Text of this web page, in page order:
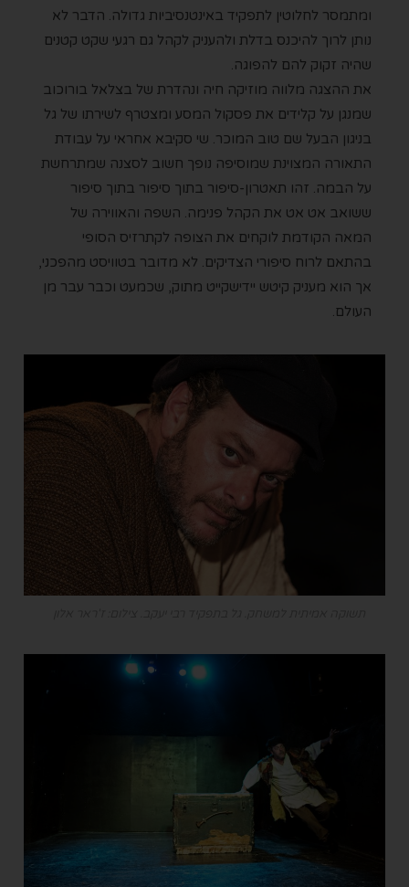
ומתמסר לחלוטין לתפקיד באינטנסיביות גדולה. הדבר לא
נותן לרוך להיכנס בדלת ולהעניק לקהל גם רגעי שקט קטנים
שהיה זקוק להם להפוגה.
את ההצגה מלווה מוזיקה חיה ונהדרת של בצלאל בורוכוב
שמנגן על קלידים את פסקול המסע ומצטרף לשירתו של גל
בניגון הבעל שם טוב המוכר. שי סקיבא אחראי על עבודת
התאורה המצוינת שמוסיפה נופך חשוב לסצנה שמתרחשת
על הבמה. זהו תאטרון-סיפור בתוך סיפור בתוך סיפור
ששואב אט אט את הקהל פנימה. השפה והאווירה של
המאה הקודמת לוקחים את הצופה לקתרזיס הסופי
בהתאם לרוח סיפורי הצדיקים. לא מדובר בטוויסט מהפכני,
אך הוא מעניק קיטש יידישקייט מתוק, שכמעט וכבר עבר מן
העולם.